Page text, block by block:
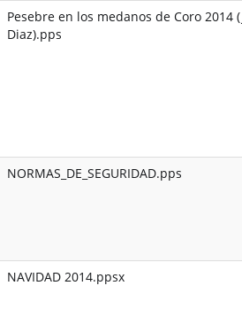
Pesebre en los medanos de Coro 2014
Diaz).pps
NORMAS_DE_SEGURIDAD.pps
NAVIDAD 2014.ppsx